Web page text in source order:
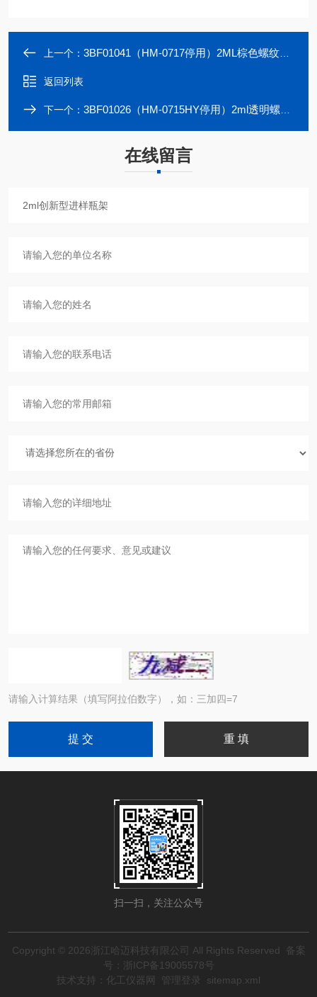
上一个： 3BF01041（HM-0717停用）2ML棕色螺纹样品瓶玻璃储存瓶螺口9MM分装瓶
返回列表
下一个： 3BF01026（HM-0715HY停用）2ml透明螺纹进样瓶带书写处样品瓶特级料9mm
在线留言
请输入计算结果（填写阿拉伯数字），如：三加四=7
扫一扫，关注公众号
Copyright © 2026浙江哈迈科技有限公司 All Rights Reserved
备案
号：浙ICP备19005578号
技术支持： 化工仪器网 管理登录 sitemap.xml